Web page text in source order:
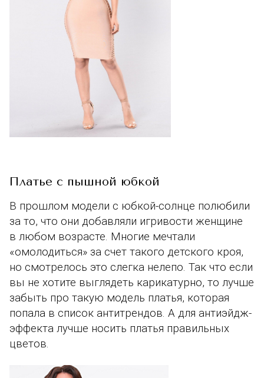
Платье с пышной юбкой
В прошлом модели с юбкой-солнце полюбили
за то, что они добавляли игривости женщине
в любом возрасте. Многие мечтали
«омолодиться» за счет такого детского кроя,
но смотрелось это слегка нелепо. Так что если
вы не хотите выглядеть карикатурно, то лучше
забыть про такую модель платья, которая
попала в список антитрендов. А для антиэйдж-
эффекта лучше носить платья правильных
цветов.